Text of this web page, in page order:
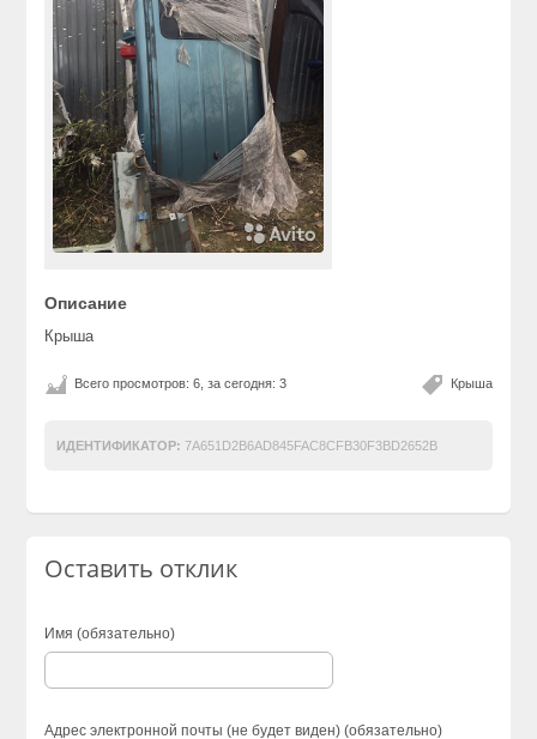
Описание
Крыша
Крыша
Всего просмотров: 6, за сегодня: 3
ИДЕНТИФИКАТОР: 7A651D2B6AD845FAC8CFB30F3BD2652B
Оставить отклик
Имя (обязательно)
Адрес электронной почты (не будет виден) (обязательно)